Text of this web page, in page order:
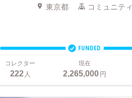
東京都 コミュニティ
FUNDED
コレクター
222人
現在
2,265,000円